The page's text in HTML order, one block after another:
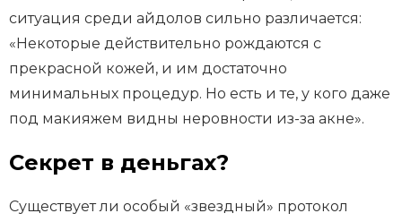
ситуация среди айдолов сильно различается:
«Некоторые действительно рождаются с
прекрасной кожей, и им достаточно
минимальных процедур. Но есть и те, у кого даже
под макияжем видны неровности из-за акне».
Секрет в деньгах?
Существует ли особый «звездный» протокол